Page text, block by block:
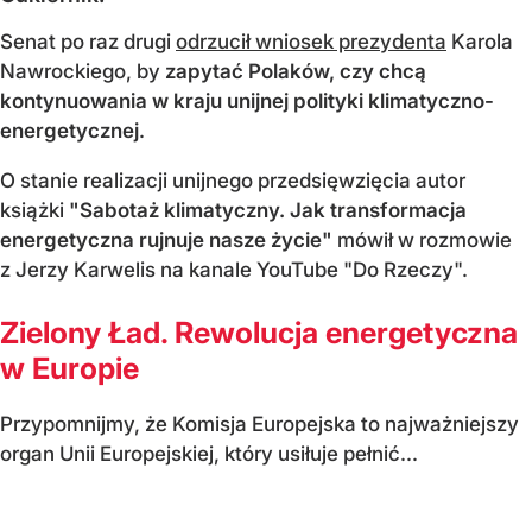
Senat po raz drugi odrzucił wniosek prezydenta Karola
Nawrockiego, by zapytać Polaków, czy chcą
kontynuowania w kraju unijnej polityki klimatyczno-
energetycznej.
O stanie realizacji unijnego przedsięwzięcia autor
książki "Sabotaż klimatyczny. Jak transformacja
energetyczna rujnuje nasze życie" mówił w rozmowie
z Jerzy Karwelis na kanale YouTube "Do Rzeczy".
Zielony Ład. Rewolucja energetyczna
w Europie
Przypomnijmy, że Komisja Europejska to najważniejszy
organ Unii Europejskiej, który usiłuje pełnić...